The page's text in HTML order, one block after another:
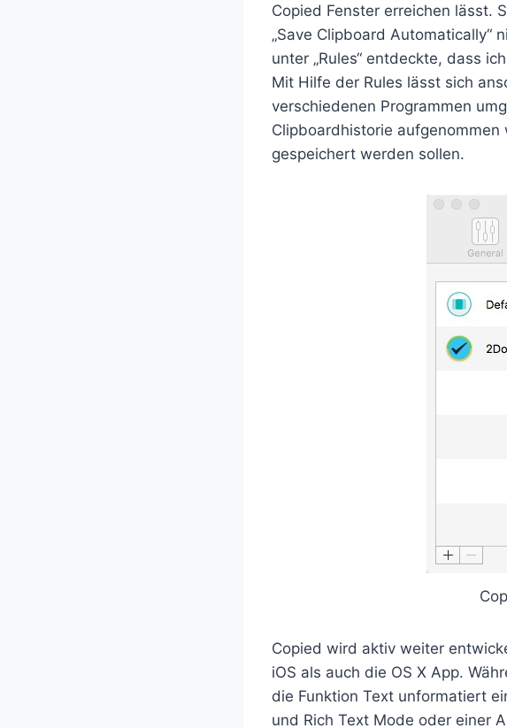
Copied Fenster erreichen lässt.
„Save Clipboard Automatically“
unter „Rules“ entdeckte, dass
Mit Hilfe der Rules lässt sich
verschiedenen Programmen
Clipboardhistorie
gespeichert werden sollen.
Copied wird aktiv weiter
iOS als auch die OS X App.
die Funktion Text unformatiert
und Rich Text Mode oder einer